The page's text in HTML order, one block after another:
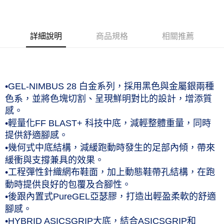
玉山商業銀行
星展（台灣）商業銀行
台新國際商業銀行
付款後萊爾富取貨(僅限台灣本島，離島恕不配送) 預計5-7個
付款後7-11取貨(僅限台灣本島，離島恕不配送) 預計5-7個工
作天到貨
每筆NT$60，滿NT$1,000(含以上)免運費
黑貓宅急便 (僅限台灣本島，離島恕不配送) 預計2-3個工作天到貨
每筆NT$120，滿NT$1,500(含以上)免運費
詳細說明 商品規格 相關推薦
•GEL-NIMBUS 28 白金系列，採用黑色與金屬銀兩種
色系，並將色塊切割、呈現鮮明對比的設計，增添質
感。
•輕量化FF BLAST+ 科技中底，減輕整體重量，同時
提供舒適腳感。
•幾何式中底結構，減緩跑動時發生的足部內傾，帶來
緩衝與支撐兼具的效果。
•工程彈性針織網布鞋面，加上動態鞋帶孔結構，在跑
動時提供良好的包覆及合腳性。
•後跟內置式PureGEL亞瑟膠，打造出輕盈柔軟的舒適
腳感。
•HYBRID ASICSGRIP大底，結合ASICSGRIP和